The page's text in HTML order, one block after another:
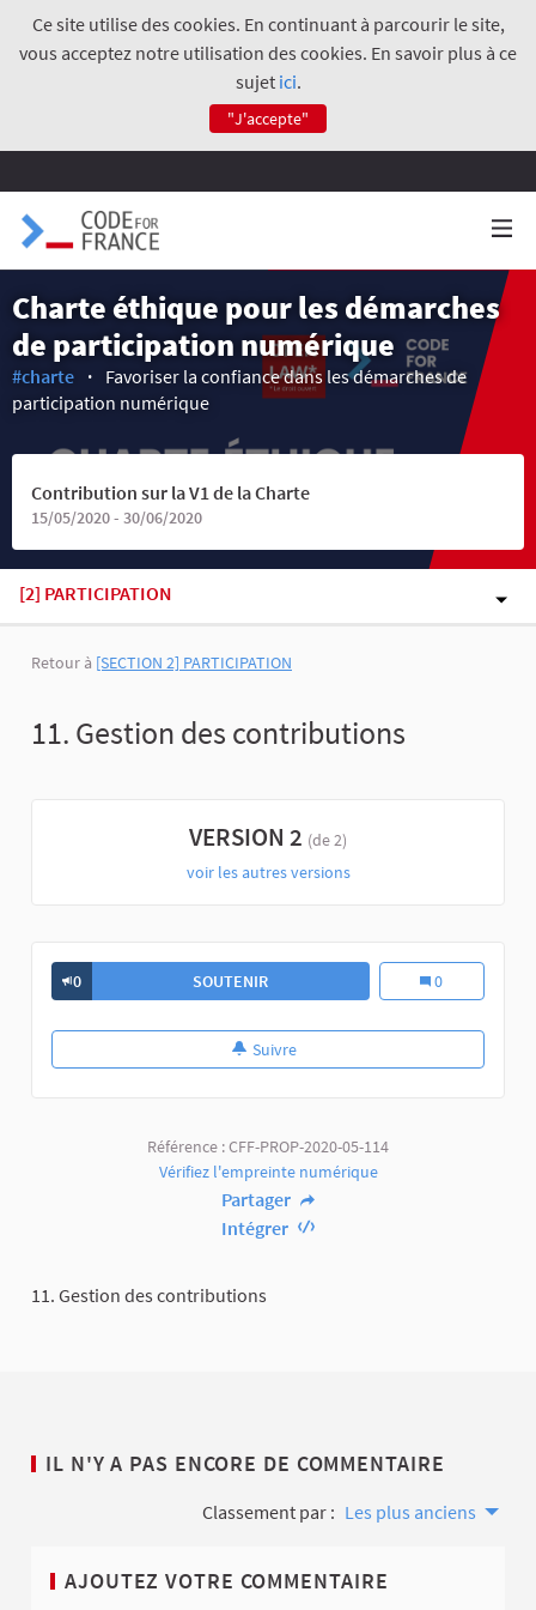
Ce site utilise des cookies. En continuant à parcourir le site,
vous acceptez notre utilisation des cookies. En savoir plus à ce
sujet ici.
"J'accepte"
Charte éthique pour les démarches
de participation numérique
#charte
Favoriser la confiance dans les démarches de
participation numérique
Contribution sur la V1 de la Charte
15/05/2020 - 30/06/2020
[2] PARTICIPATION
Retour à [SECTION 2] PARTICIPATION
11. Gestion des contributions
VERSION 2 (de 2)
voir les autres versions
0 SOUTENIR 0
Suivre
Référence : CFF-PROP-2020-05-114
Vérifiez l'empreinte numérique
Partager
Intégrer
11. Gestion des contributions
IL N'Y A PAS ENCORE DE COMMENTAIRE
Classement par : Les plus anciens
AJOUTEZ VOTRE COMMENTAIRE